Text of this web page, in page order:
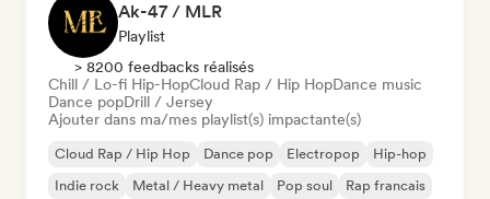
Ak-47 / MLR
Playlist
> 8200 feedbacks réalisés
Chill / Lo-fi Hip-HopCloud Rap / Hip HopDance music
Dance popDrill / Jersey
Ajouter dans ma/mes playlist(s) impactante(s)
Cloud Rap / Hip Hop Dance pop Electropop
Hip-hop
Indie rock
Metal / Heavy metal Pop soul Rap francais